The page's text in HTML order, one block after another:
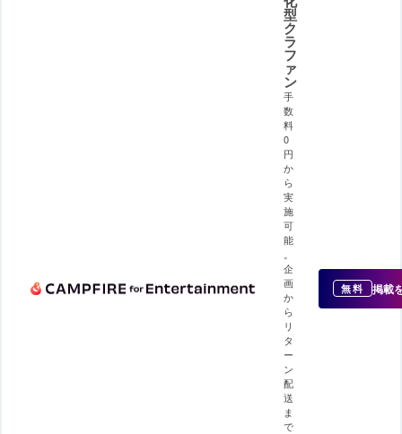
型
ク
ラ
フ
ァ
ン
手
数
料
0
円
か
ら
実
施
可
能
企
画
か
ら
リ
タ
ー
ン
配
送
ま
で
無料 掲載